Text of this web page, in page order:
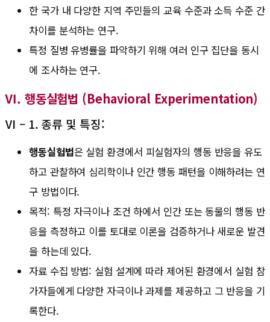
한 국가 내 다양한 지역 주민들의 교육 수준과 소득 수준 간
차이를 분석하는 연구.
특정 질병 유병률을 파악하기 위해 여러 인구 집단을 동시
에 조사하는 연구.
Ⅵ. 행동실험법 (Behavioral Experimentation)
Ⅵ – 1. 종류 및 특징:
행동실험법은 실험 환경에서 피실험자의 행동 반응을 유도
하고 관찰하여 심리학이나 인간 행동 패턴을 이해하려는 연
구 방법이다.
목적: 특정 자극이나 조건 하에서 인간 또는 동물의 행동 반
응을 측정하고 이를 토대로 이론을 검증하거나 새로운 발견
을 하는데 있다.
자료 수집 방법: 실험 설계에 따라 제어된 환경에서 실험 참
가자들에게 다양한 자극이나 과제를 제공하고 그 반응을 기
록한다.